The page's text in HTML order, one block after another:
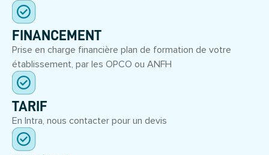
FINANCEMENT
Prise en charge financière plan de formation de votre
établissement, par les OPCO ou ANFH
TARIF
En Intra, nous contacter pour un devis